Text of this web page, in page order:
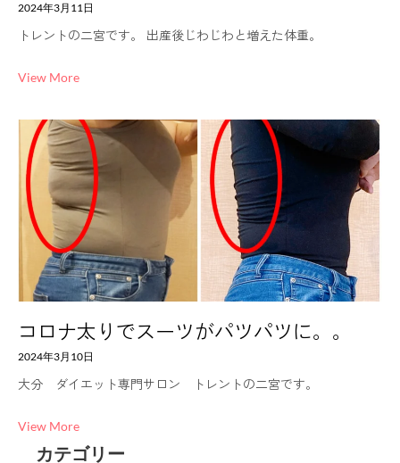
2024年3月11日
トレントの二宮です。 出産後じわじわと増えた体重。
View More
コロナ太りでスーツがパツパツに。。
2024年3月10日
大分 ダイエット専門サロン トレントの二宮です。
View More
カテゴリー